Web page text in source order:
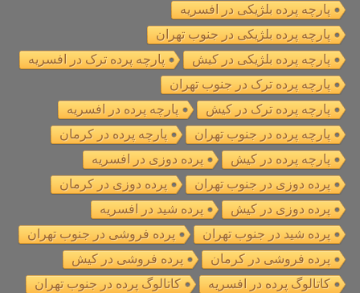
پارچه پرده بلژیکی در افسریه
پارچه پرده بلژیکی در جنوب تهران
پارچه پرده بلژیکی در کیش
پارچه پرده ترک در افسریه
پارچه پرده ترک در جنوب تهران
پارچه پرده ترک در کیش
پارچه پرده در افسریه
پارچه پرده در جنوب تهران
پارچه پرده در کرمان
پارچه پرده در کیش
پرده دوزی در افسریه
پرده دوزی در جنوب تهران
پرده دوزی در کرمان
پرده دوزی در کیش
پرده شید در افسریه
پرده شید در جنوب تهران
پرده فروشی در جنوب تهران
پرده فروشی در کرمان
پرده فروشی در کیش
کاتالوگ پرده در افسریه
کاتالوگ پرده در جنوب تهران